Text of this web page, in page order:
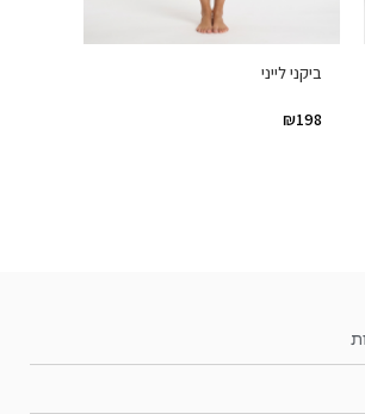
ביקני לייני
₪198